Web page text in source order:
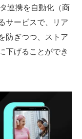
連携を自動化（商
サービスで、リア
防ぎつつ、ストア
下げることができ